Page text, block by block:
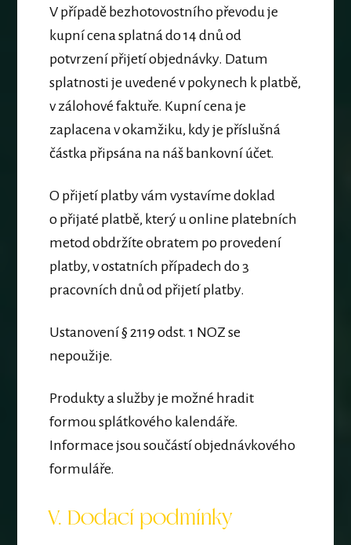
V případě bezhotovostního převodu je
kupní cena splatná do 14 dnůod
potvrzení přijetí objednávky. Datum
splatnosti je uvedené v pokynech k platbě,
v zálohové faktuře. Kupní cena je
zaplacena v okamžiku, kdy je příslušná
částka připsána na náš bankovní účet.
O přijetí platby vám vystavíme doklad
o přijaté platbě, který u online platebních
metod obdržíte obratem po provedení
platby, v ostatních případech do 3
pracovních dnů od přijetí platby.
Ustanovení § 2119 odst. 1 NOZ se
nepoužije.
Produkty a služby je možné hradit
formou splátkového kalendáře.
Informace jsou součástí objednávkového
formuláře.
V. Dodací podmínky